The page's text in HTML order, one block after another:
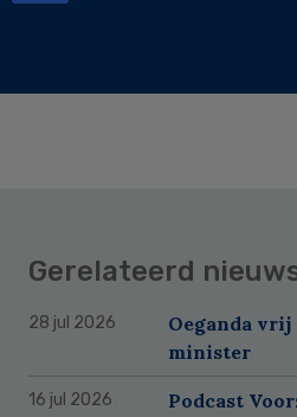
Gerelateerd
28 jul 2026
Oeganda vrij
minister
16 jul 2026
Podcast